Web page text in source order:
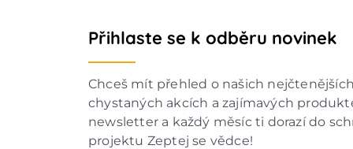
Přihlaste se k odběru novinek
Chceš mít přehled o našich
chystaných akcích a zajímavých
newsletter a každý měsíc ti dorazí do
projektu Zeptej se vědce!